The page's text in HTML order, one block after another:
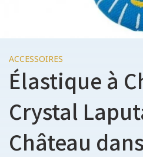
ACCESSOIRES
Élastique à
Crystal
Château